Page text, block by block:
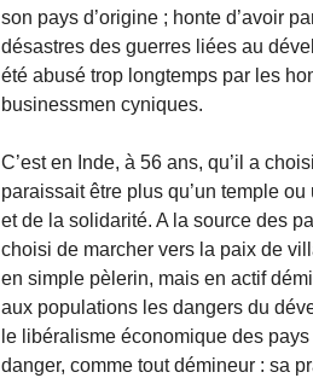
son pays d’origine ; honte d’avoir
désastres des guerres liées au
été abusé trop longtemps par les
businessmen cyniques.
C’est en Inde, à 56 ans, qu’il a
paraissait être plus qu’un temple
et de la solidarité. A la source des
choisi de marcher vers la paix de
en simple pèlerin, mais en actif
aux populations les dangers du
le libéralisme économique des
danger, comme tout démineur : sa